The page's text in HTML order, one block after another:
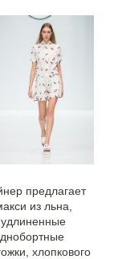
предлагает
из льна,
хлопкового